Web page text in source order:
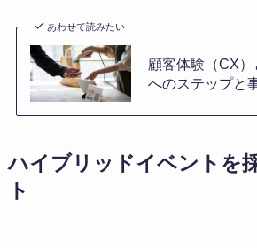
あわせて読みたい
顧客体験（CX
へのステップと
ハイブリッドイベントを
ト